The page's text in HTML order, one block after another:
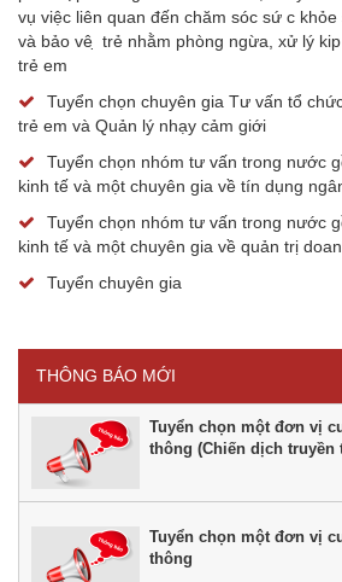
vụ việc liên quan đến chăm sóc sứ c
và bảo vê ̣ trẻ nhằm phòng ngừa, xử lý
trẻ em
Tuyển chọn chuyên gia Tư vấn tổ
trẻ em và Quản lý nhạy cảm giới
Tuyển chọn nhóm tư vấn trong nước
kinh tế và một chuyên gia về tín dụng
Tuyển chọn nhóm tư vấn trong nước
kinh tế và một chuyên gia về quản trị
Tuyển chuyên gia
THÔNG BÁO MỚI
Tuyển chọn một đơn vị
thông (Chiến dịch truyền
Tuyển chọn một đơn vị
thông